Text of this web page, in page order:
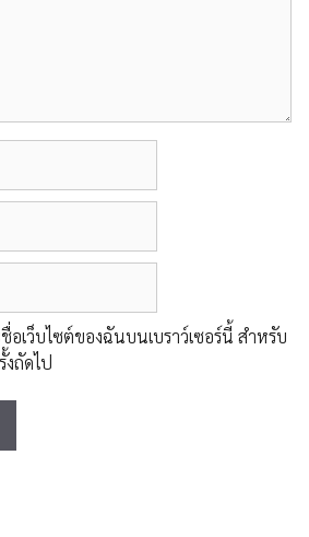
อเว็บไซต์ของฉันบนเบราว์เซอร์นี้ สำหรับ
งถัดไป